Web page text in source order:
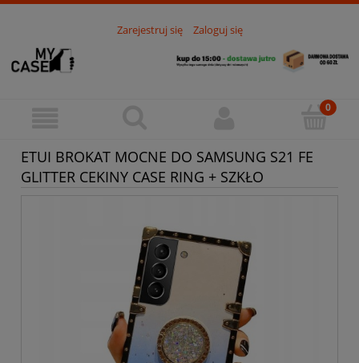
Zarejestruj się Zaloguj się
ETUI BROKAT MOCNE DO SAMSUNG S21 FE
GLITTER CEKINY CASE RING + SZKŁO